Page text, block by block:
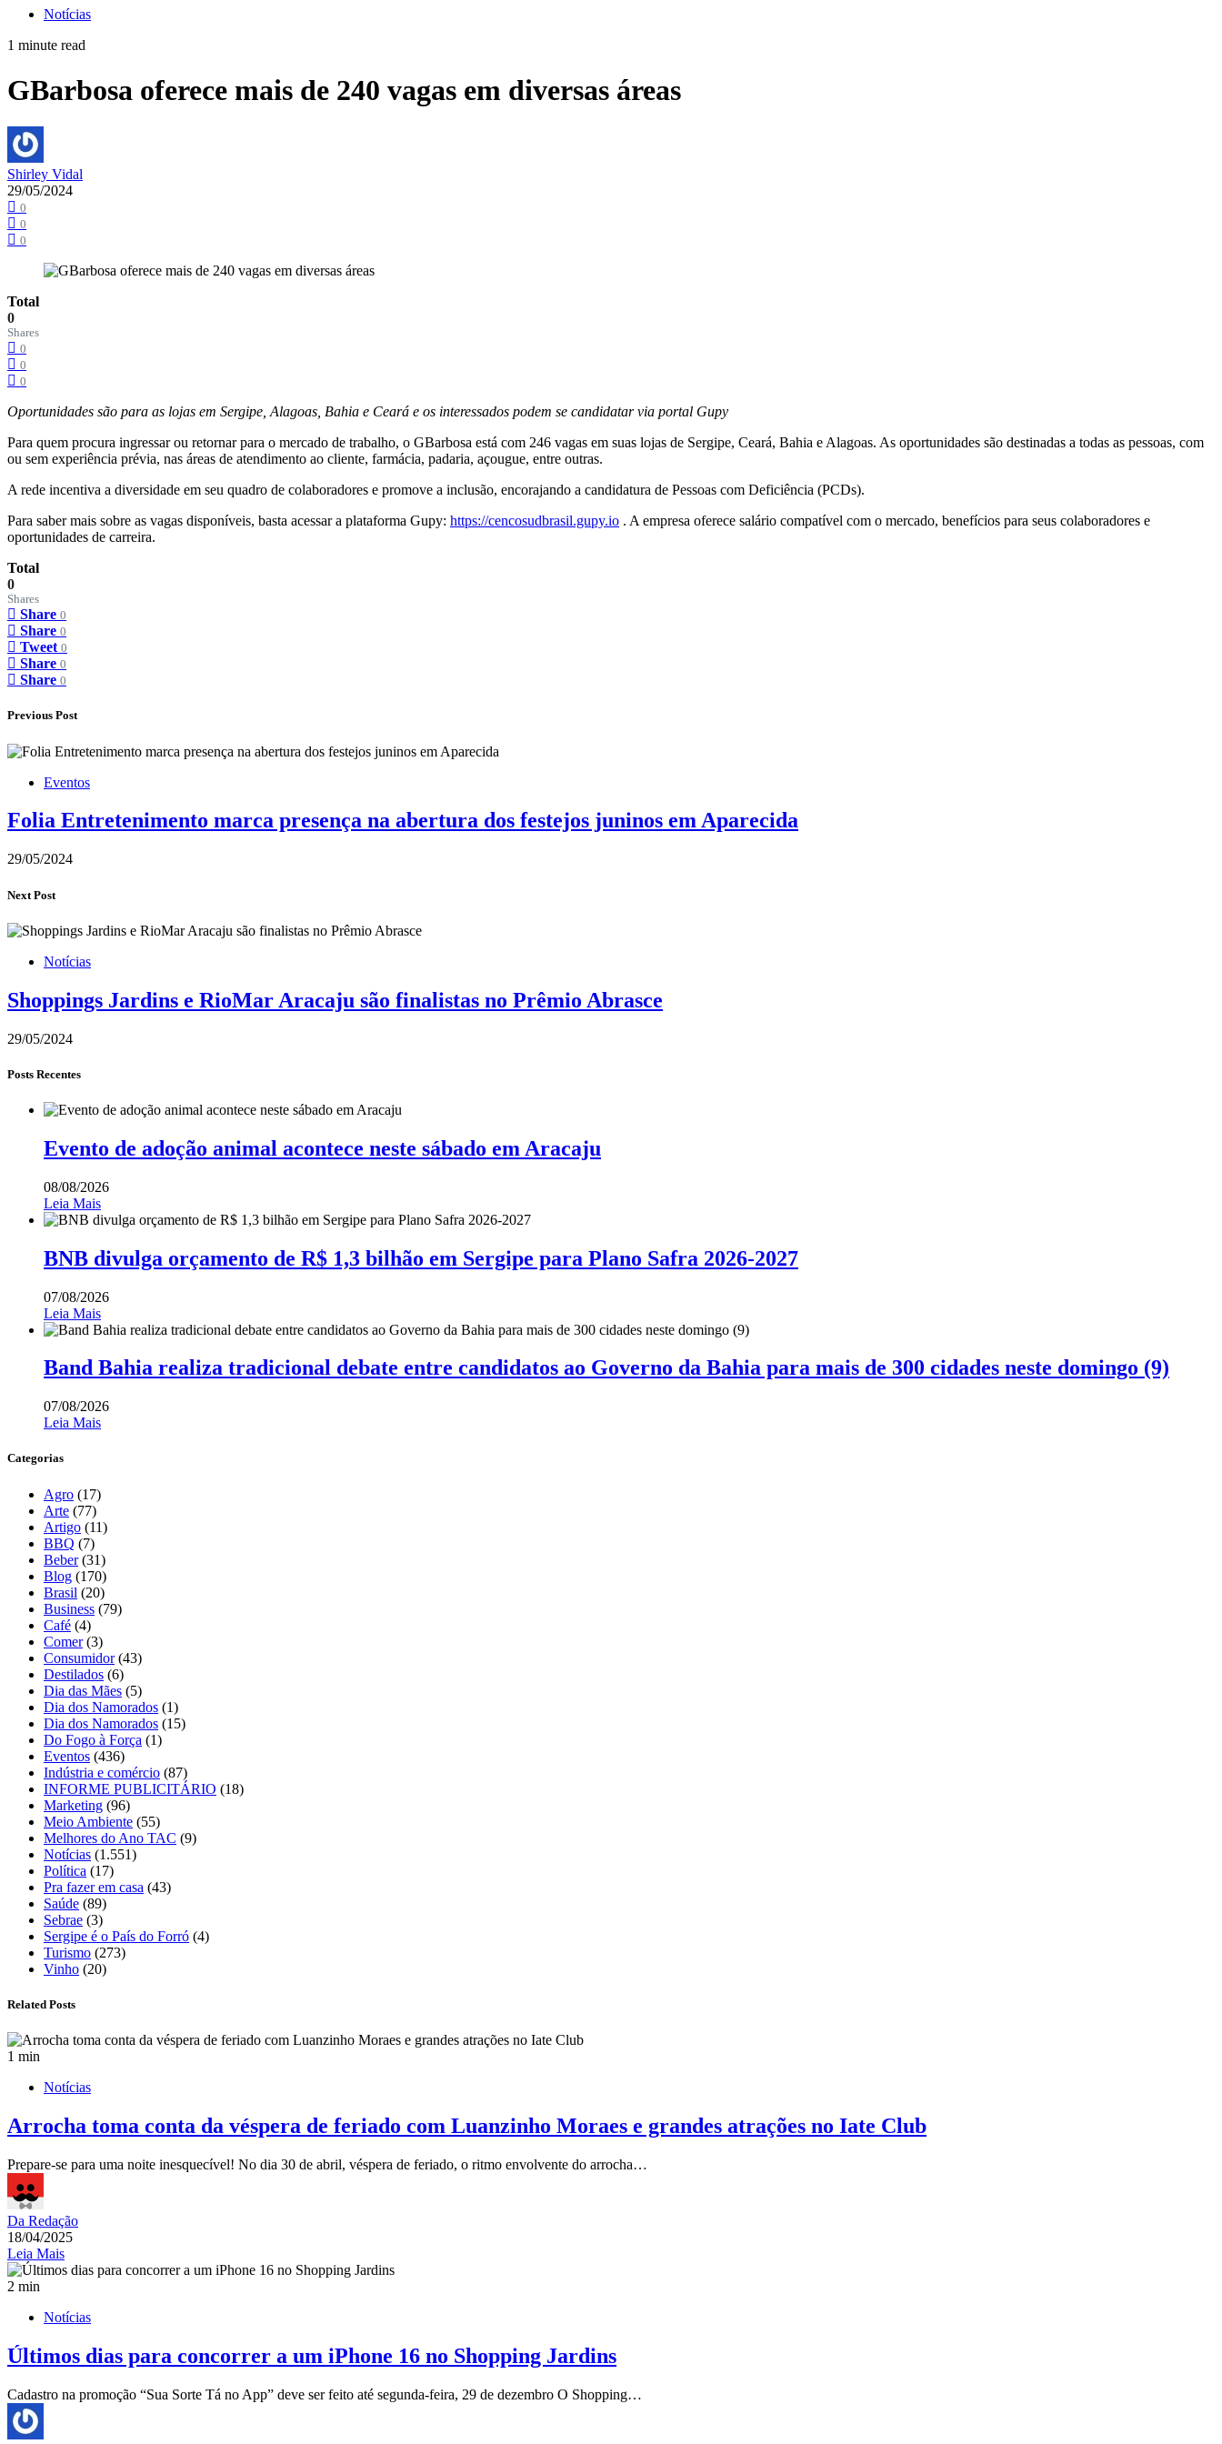
Notícias
1 minute read
GBarbosa oferece mais de 240 vagas em diversas áreas
Shirley Vidal
29/05/2024
0
0
0
Total
0
Shares
0
0
0
Oportunidades são para as lojas em Sergipe, Alagoas, Bahia e Ceará e os interessados podem se candidatar via portal Gupy
Para quem procura ingressar ou retornar para o mercado de trabalho, o GBarbosa está com 246 vagas em suas lojas de Sergipe, Ceará, Bahia e Alagoas. As oportunidades são destinadas a todas as pessoas, com
ou sem experiência prévia, nas áreas de atendimento ao cliente, farmácia, padaria, açougue, entre outras.
A rede incentiva a diversidade em seu quadro de colaboradores e promove a inclusão, encorajando a candidatura de Pessoas com Deficiência (PCDs).
Para saber mais sobre as vagas disponíveis, basta acessar a plataforma Gupy: https://cencosudbrasil.gupy.io . A empresa oferece salário compatível com o mercado, benefícios para seus colaboradores e
oportunidades de carreira.
Total
0
Shares
Share 0
Share 0
Tweet 0
Share 0
Share 0
Previous Post
Eventos
Folia Entretenimento marca presença na abertura dos festejos juninos em Aparecida
29/05/2024
Next Post
Notícias
Shoppings Jardins e RioMar Aracaju são finalistas no Prêmio Abrasce
29/05/2024
Posts Recentes
Evento de adoção animal acontece neste sábado em Aracaju
08/08/2026
Leia Mais
BNB divulga orçamento de R$ 1,3 bilhão em Sergipe para Plano Safra 2026-2027
07/08/2026
Leia Mais
Band Bahia realiza tradicional debate entre candidatos ao Governo da Bahia para mais de 300 cidades neste domingo (9)
07/08/2026
Leia Mais
Categorias
Agro (17)
Arte (77)
Artigo (11)
BBQ (7)
Beber(31)
Blog (170)
Brasil (20)
Business (79)
Café (4)
Comer(3)
Consumidor(43)
Destilados (6)
Dia das Mães (5)
Dia dos Namorados (1)
Dia dos Namorados (15)
Do Fogo à Força (1)
Eventos (436)
Indústria e comércio (87)
INFORME PUBLICITÁRIO (18)
Marketing (96)
Meio Ambiente (55)
Melhores do Ano TAC (9)
Notícias (1.551)
Política (17)
Pra fazer em casa (43)
Saúde (89)
Sebrae (3)
Sergipe é o País do Forró (4)
Turismo (273)
Vinho (20)
Related Posts
1 min
Notícias
Arrocha toma conta da véspera de feriado com Luanzinho Moraes e grandes atrações no Iate Club
Prepare-se para uma noite inesquecível! No dia 30 de abril, véspera de feriado, o ritmo envolvente do arrocha…
Da Redação
18/04/2025
Leia Mais
2 min
Notícias
Últimos dias para concorrer a um iPhone 16 no Shopping Jardins
Cadastro na promoção “Sua Sorte Tá no App” deve ser feito até segunda-feira, 29 de dezembro O Shopping…